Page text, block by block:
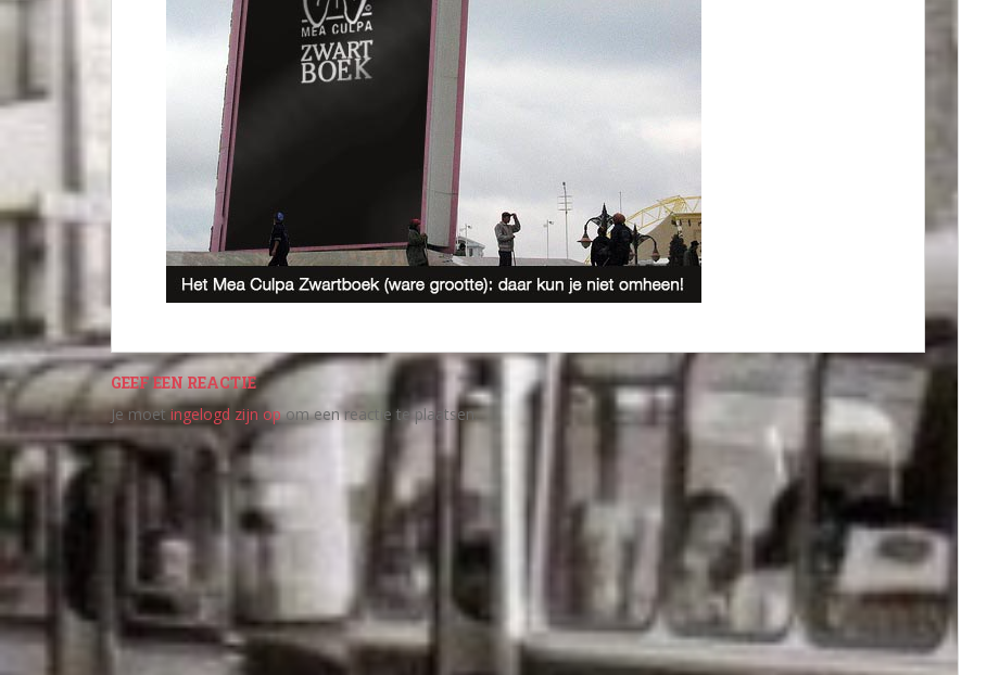
GEEF EEN REACTIE
Je moetingelogd zijn opom een reactie te plaatsen.